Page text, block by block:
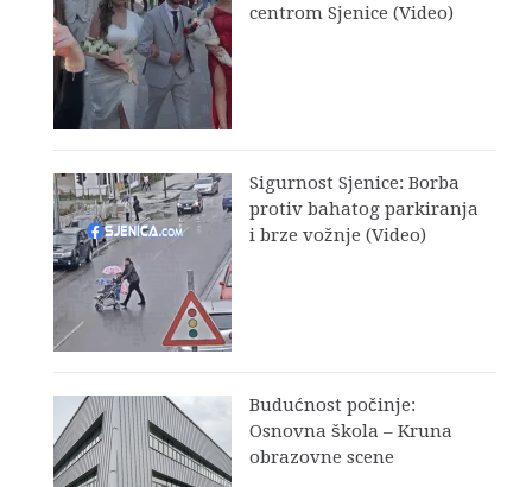
centrom Sjenice (Video)
Sigurnost Sjenice: Borba
protiv bahatog parkiranja
i brze vožnje (Video)
Budućnost počinje:
Osnovna škola – Kruna
obrazovne scene